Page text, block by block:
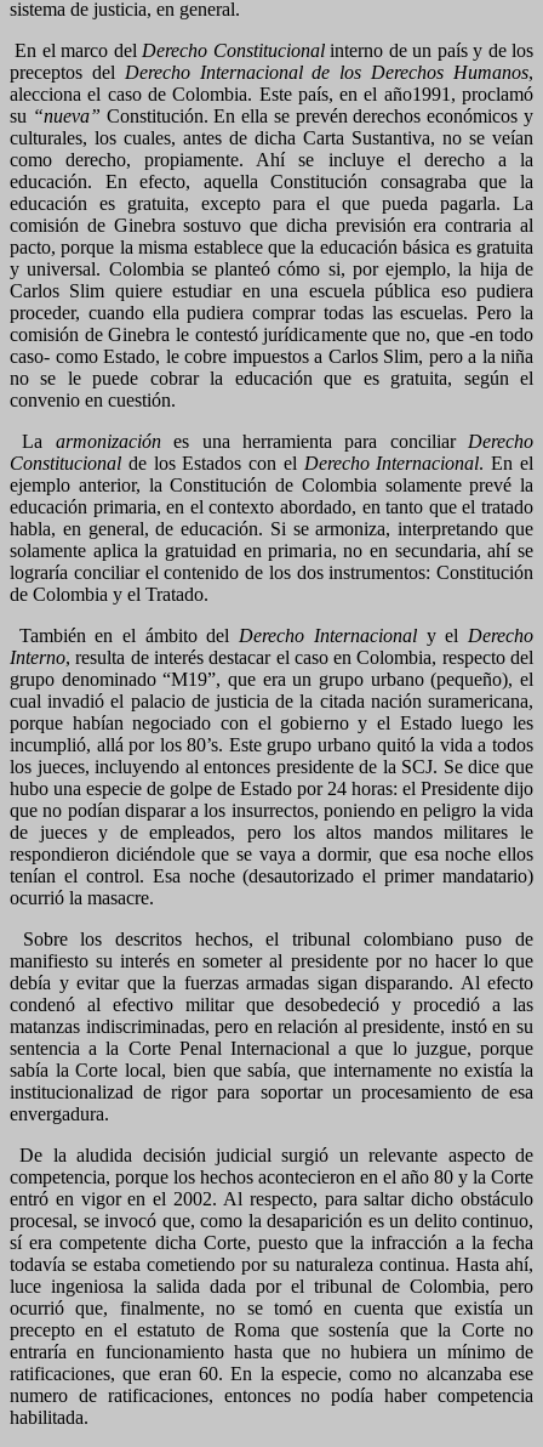
sistema de justicia, en general.
En el marco del Derecho Constitucionalinterno de un país y de los
preceptos del Derecho Internacional de los Derechos Humanos,
alecciona el caso de Colombia. Este país, en el año1991, proclamó
su “nueva” Constitución. En ella se prevén derechos económicos y
culturales, los cuales, antes de dicha Carta Sustantiva, no se veían
como derecho, propiamente. Ahí se incluye el derecho a la
educación. En efecto, aquella Constitución consagraba que la
educación es gratuita, excepto para el que pueda pagarla. La
comisión de Ginebra sostuvo que dicha previsión era contraria al
pacto, porque la misma establece que la educación básica es gratuita
y universal. Colombia se planteó cómo si, por ejemplo, la hija de
Carlos Slim quiere estudiar en una escuela pública eso pudiera
proceder, cuando ella pudiera comprar todas las escuelas. Pero la
comisión de Ginebra le contestó jurídicamente que no, que -en todo
caso- como Estado, le cobre impuestos a Carlos Slim, pero a la niña
no se le puede cobrar la educación que es gratuita, según el
convenio en cuestión.
La armonizaciónes una herramienta para conciliar Derecho
Constitucional de los Estados con el Derecho Internacional. En el
ejemplo anterior, la Constitución de Colombia solamente prevé la
educación primaria, en el contexto abordado, en tanto que el tratado
habla, en general, de educación. Si se armoniza, interpretando que
solamente aplica la gratuidad en primaria, no en secundaria, ahí se
lograría conciliar el contenido de los dos instrumentos: Constitución
de Colombia y el Tratado.
También en el ámbito del Derecho Internacionaly el Derecho
Interno, resulta de interés destacar el caso en Colombia, respecto del
grupo denominado “M19”, que era un grupo urbano (pequeño), el
cual invadió el palacio de justicia de la citada nación suramericana,
porque habían negociado con el gobierno y el Estado luego les
incumplió, allá por los 80’s. Este grupo urbano quitó la vida a todos
los jueces, incluyendo al entonces presidente de la SCJ. Se dice que
hubo una especie de golpe de Estado por 24 horas: el Presidente dijo
que no podían disparar a los insurrectos, poniendo en peligro la vida
de jueces y de empleados, pero los altos mandos militares le
respondieron diciéndole que se vaya a dormir, que esa noche ellos
tenían el control. Esa noche (desautorizado el primer mandatario)
ocurrió la masacre.
Sobre los descritos hechos, el tribunal colombiano puso de
manifiesto su interés en someter al presidente por no hacer lo que
debía y evitar que la fuerzas armadas sigan disparando. Al efecto
condenó al efectivo militar que desobedeció y procedió a las
matanzas indiscriminadas, pero en relación al presidente, instó en su
sentencia a la Corte Penal Internacional a que lo juzgue, porque
sabía la Corte local, bien que sabía, que internamente no existía la
institucionalizad de rigor para soportar un procesamiento de esa
envergadura.
De la aludida decisión judicial surgió un relevante aspecto de
competencia, porque los hechos acontecieron en el año 80 y la Corte
entró en vigor en el 2002. Al respecto, para saltar dicho obstáculo
procesal, se invocó que, como la desaparición es un delito continuo,
sí era competente dicha Corte, puesto que la infracción a la fecha
todavía se estaba cometiendo por su naturaleza continua. Hasta ahí,
luce ingeniosa la salida dada por el tribunal de Colombia, pero
ocurrió que, finalmente, no se tomó en cuenta que existía un
precepto en el estatuto de Roma que sostenía que la Corte no
entraría en funcionamiento hasta que no hubiera un mínimo de
ratificaciones, que eran 60. En la especie, como no alcanzaba ese
numero de ratificaciones, entonces no podía haber competencia
habilitada.